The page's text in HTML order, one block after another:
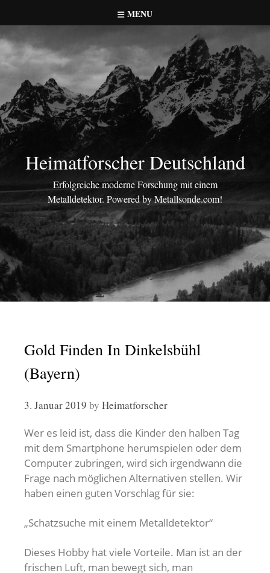
to
content
MENU
Heimatforscher Deutschland
Erfolgreiche moderne Forschung mit einem
Metalldetektor. Powered by Metallsonde.com!
Gold Finden In Dinkelsbühl
(Bayern)
3. Januar 2019 by Heimatforscher
Wer es leid ist, dass die Kinder den halben Tag
mit dem Smartphone herumspielen oder dem
Computer zubringen, wird sich irgendwann die
Frage nach möglichen Alternativen stellen. Wir
haben einen guten Vorschlag für sie:
„Schatzsuche mit einem Metalldetektor“
Dieses Hobby hat viele Vorteile. Man ist an der
frischen Luft, man bewegt sich, man